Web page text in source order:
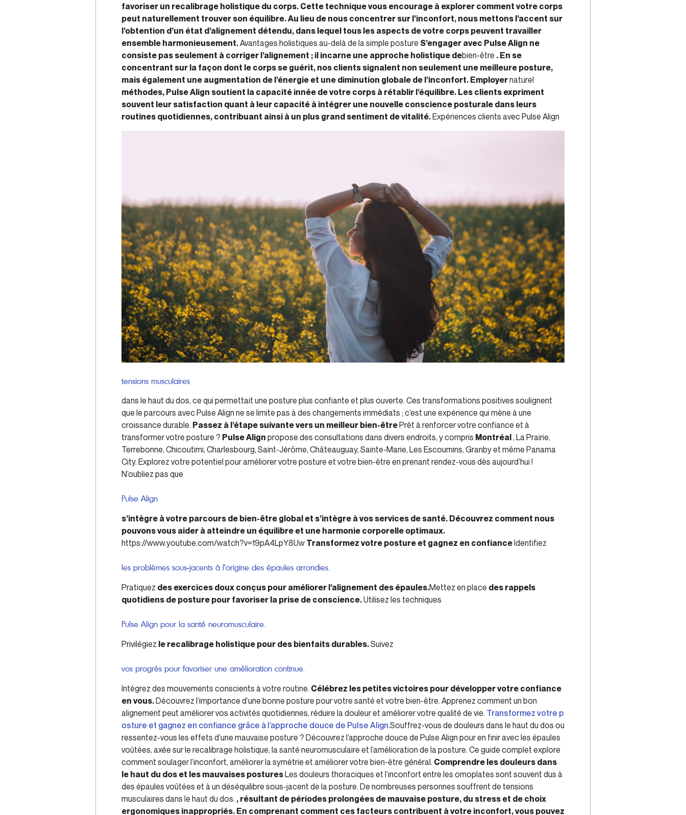
favoriser un recalibrage holistique du corps. Cette technique vous encourage à explorer comment votre corps
peut naturellement trouver son équilibre. Au lieu de nous concentrer sur l’inconfort, nous mettons l’accent sur
l’obtention d’un état d’alignement détendu, dans lequel tous les aspects de votre corps peuvent travailler
ensemble harmonieusement.Avantages holistiques au-delà de la simple posture S’engager avec Pulse Align ne
consiste pas seulement à corriger l’alignement ; il incarne une approche holistique debien-être . En se
concentrant sur la façon dont le corps se guérit, nos clients signalent non seulement une meilleure posture,
mais également une augmentation de l’énergie et une diminution globale de l’inconfort. Employernaturel
méthodes, Pulse Align soutient la capacité innée de votre corps à rétablir l’équilibre. Les clients expriment
souvent leur satisfaction quant à leur capacité à intégrer une nouvelle conscience posturale dans leurs
routines quotidiennes, contribuant ainsi à un plus grand sentiment de vitalité.Expériences clients avec Pulse Align
tensions musculaires
dans le haut du dos, ce qui permettait une posture plus confiante et plus ouverte. Ces transformations positives soulignent
que le parcours avec Pulse Align ne se limite pas à des changements immédiats ; c’est une expérience qui mène à une
croissance durable. Passez à l’étape suivante vers un meilleur bien-êtrePrêt à renforcer votre confiance et à
transformer votre posture ? Pulse Align propose des consultations dans divers endroits, y compris Montréal, La Prairie,
Terrebonne, Chicoutimi, Charlesbourg, Saint-Jérôme, Châteauguay, Sainte-Marie, Les Escoumins, Granby et même Panama
City. Explorez votre potentiel pour améliorer votre posture et votre bien-être en prenant rendez-vous dès aujourd’hui !
N’oubliez pas que
Pulse Align
s’intègre à votre parcours de bien-être global et s’intègre à vos services de santé. Découvrez comment nous
pouvons vous aider à atteindre un équilibre et une harmonie corporelle optimaux.
https://www.youtube.com/watch?v=19pA4LpY8Uw Transformez votre posture et gagnez en confianceIdentifiez
les problèmes sous-jacents à l’origine des épaules arrondies.
Pratiquez des exercices doux conçus pour améliorer l’alignement des épaules.Mettez en place des rappels
quotidiens de posture pour favoriser la prise de conscience.Utilisez les techniques
Pulse Align pour la santé neuromusculaire.
Privilégiez le recalibrage holistique pour des bienfaits durables.Suivez
vos progrès pour favoriser une amélioration continue.
Intégrez des mouvements conscients à votre routine. Célébrez les petites victoires pour développer votre confiance
en vous.Découvrez l’importance d’une bonne posture pour votre santé et votre bien-être. Apprenez comment un bon
alignement peut améliorer vos activités quotidiennes, réduire la douleur et améliorer votre qualité de vie. Transformez votre p
osture et gagnez en confiance grâce à l’approche douce de Pulse Align.Souffrez-vous de douleurs dans le haut du dos ou
ressentez-vous les effets d’une mauvaise posture ? Découvrez l’approche douce de Pulse Align pour en finir avec les épaules
voûtées, axée sur le recalibrage holistique, la santé neuromusculaire et l’amélioration de la posture. Ce guide complet explore
comment soulager l’inconfort, améliorer la symétrie et améliorer votre bien-être général. Comprendre les douleurs dans
le haut du dos et les mauvaises posturesLes douleurs thoraciques et l’inconfort entre les omoplates sont souvent dus à
des épaules voûtées et à un déséquilibre sous-jacent de la posture. De nombreuses personnes souffrent de tensions
musculaires dans le haut du dos. , résultant de périodes prolongées de mauvaise posture, du stress et de choix
ergonomiques inappropriés. En comprenant comment ces facteurs contribuent à votre inconfort, vous pouvez